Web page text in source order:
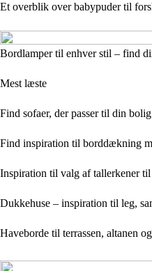
Et overblik over babypuder til
Bordlamper til enhver stil – find
Mest læste
Find sofaer, der passer til din
Find inspiration til borddækning
Inspiration til valg af tallerkener
Dukkehuse – inspiration til leg,
Haveborde til terrassen, altanen